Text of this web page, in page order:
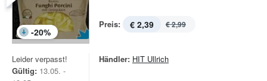
-20%
Preis: € 2,39 € 2,99
Leider verpasst!
Gültig: 13.05. -
Händler: HIT Ullrich